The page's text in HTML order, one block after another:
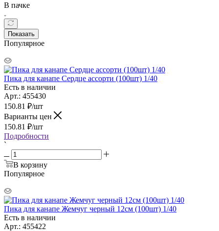
В пачке
Показать
Популярное
Пика для канапе Сердце ассорти (100шт) 1/40
Есть в наличии
Арт.: 455430
150.81 ₽/шт
Варианты цен
150.81 ₽/шт
Подробности
`
В корзину
Популярное
Пика для канапе Жемчуг черный 12см (100шт) 1/40
Есть в наличии
Арт.: 455422